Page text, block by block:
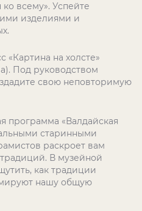
всему». Успейте
изделиями и
«Картина на холсте»
Под руководством
свою неповторимую
программа «Валдайская
старинными
раскроет вам
В музейной
как традиции
нашу общую